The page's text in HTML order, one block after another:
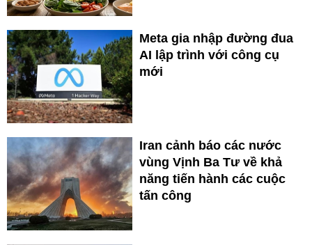
Meta gia nhập đường đua
AI lập trình với công cụ
mới
Iran cảnh báo các nước
vùng Vịnh Ba Tư về khả
năng tiến hành các cuộc
tấn công